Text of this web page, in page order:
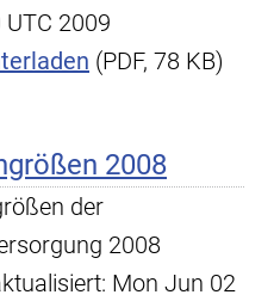
UTC 2009
(PDF, 78 KB)
2008
der
2008
Mon Jun 02